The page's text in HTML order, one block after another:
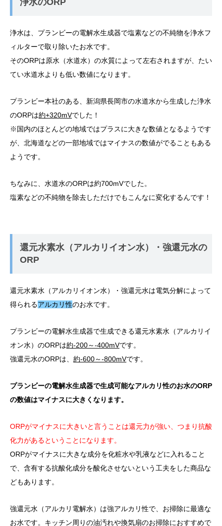
浄水のORP
浄水は、プランビーの電解水生成器で塩素などの不純物を浄水フ
ィルターで取り除いたお水です。
そのORPは原水（水道水）の水質によって左右されますが、たい
てい水道水よりも低い数値になります。
プランビー本社のある、新潟県長岡市の水道水から生成した浄水
のORPは約+320mVでした！
※国内のほとんどの地域ではプラスに大きな数値となるようです
が、北海道などの一部地域ではマイナスの数値がでることもある
ようです。
ちなみに、水道水のORPは約700mVでした。
塩素などの不純物を除去しただけでもこんなに変化するんです！
還元水素水（アルカリイオン水）・強還元水の
ORP
還元水素水（アルカリイオン水）・強還元水は電気分解によって
得られるアルカリ性のお水です。
プランビーの電解水生成器で生成できる還元水素水（アルカリイ
オン水）のORPは約-200～-400mVです。
強還元水のORPは、 約-600～-800mVです。
プランビーの電解水生成器で生成可能なアルカリ性のお水のORP
の数値はマイナスに大きくなります。
ORPがマイナスに大きいと言うことは還元力が強い、つまり抗酸
化力があるということになります。
ORPがマイナスに大きな成分を化粧水や乳液などに入れること
で、含有する抗酸化成分を酸化させないという工夫をした商品な
どもあります。
強還元水（アルカリ電解水）は強アルカリ性で、お掃除に最適な
お水です。キッチン周りの油汚れや換気扇のお掃除におすすめで